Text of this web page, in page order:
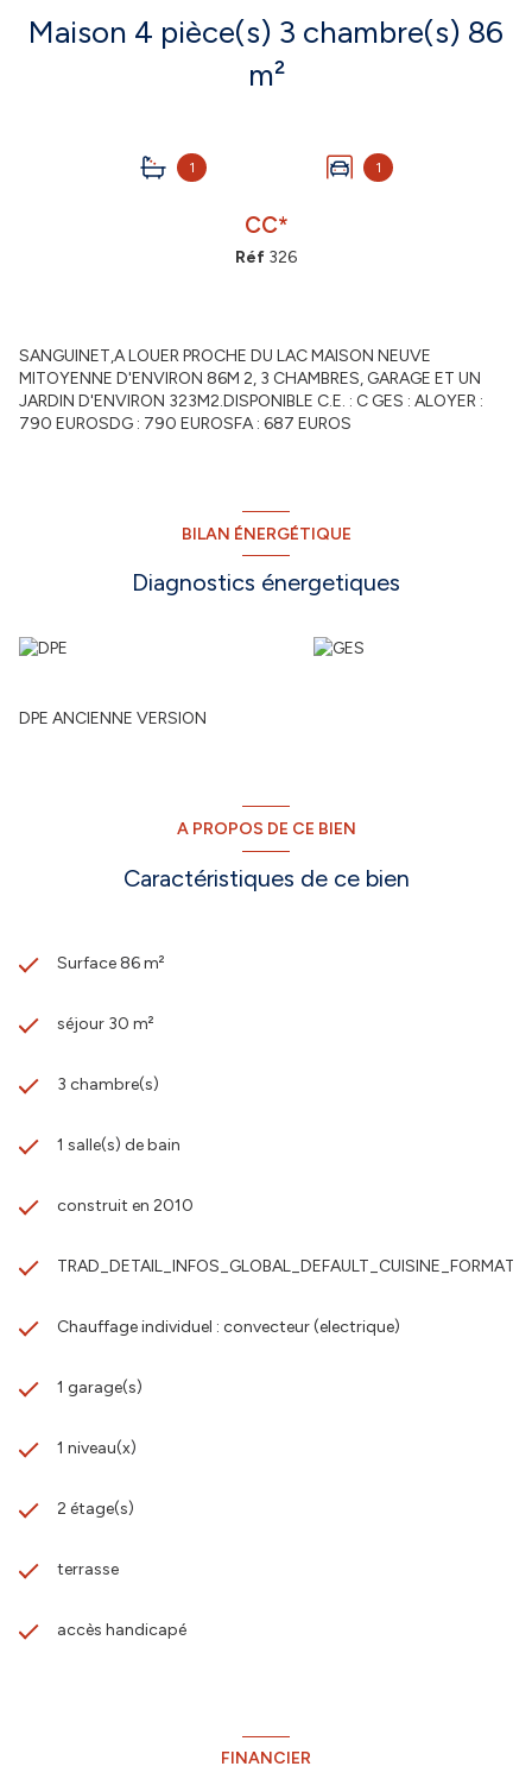
Maison 4 pièce(s) 3 chambre(s) 86
m²
1 1
CC*
Réf 326
SANGUINET,A LOUER PROCHE DU LAC MAISON NEUVE
MITOYENNE D'ENVIRON 86M 2, 3 CHAMBRES, GARAGE ET UN
JARDIN D'ENVIRON 323M2.DISPONIBLE C.E. : C GES : ALOYER :
790 EUROSDG : 790 EUROSFA : 687 EUROS
BILAN ÉNERGÉTIQUE
Diagnostics énergetiques
DPE ANCIENNE VERSION
A PROPOS DE CE BIEN
Caractéristiques de ce bien
Surface 86 m²
séjour 30 m²
3 chambre(s)
1 salle(s) de bain
construit en 2010
Chauffage individuel : convecteur (electrique)
1 garage(s)
1 niveau(x)
2 étage(s)
terrasse
accès handicapé
FINANCIER